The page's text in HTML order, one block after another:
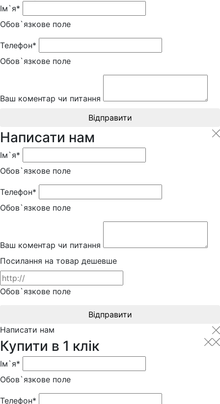
Ім`я*
Обов`язкове поле
Телефон*
Обов`язкове поле
Ваш коментар чи питання
Відправити
Написати нам
Ім`я*
Обов`язкове поле
Телефон*
Обов`язкове поле
Ваш коментар чи питання
Посилання на товар дешевше
Обов`язкове поле
Відправити
Написати нам
Купити в 1 клік
Ім`я*
Обов`язкове поле
Телефон*